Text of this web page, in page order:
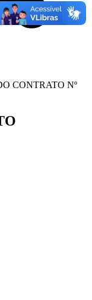
CONTRATO Nº